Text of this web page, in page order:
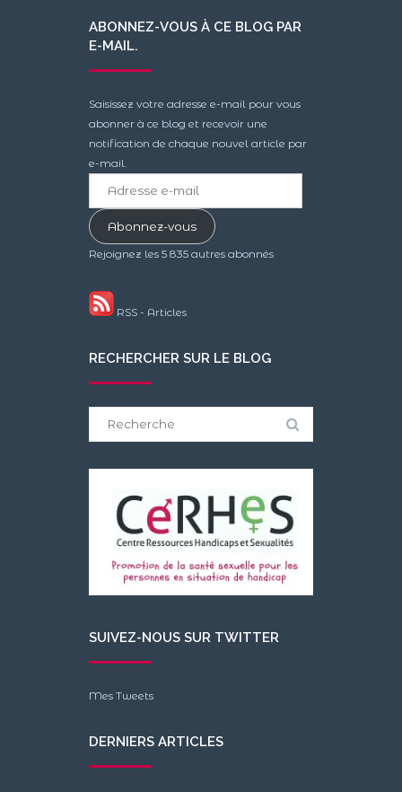
ABONNEZ-VOUS À CE BLOG PAR
E-MAIL.
Saisissez votre adresse e-mail pour vous
abonner à ce blog et recevoir une
notification de chaque nouvel article par
e-mail.
mailAbonnez-vous
Rejoignez les 5 835 autres abonnés
RSS - Articles
RECHERCHER SUR LE BLOG
SUIVEZ-NOUS SUR TWITTER
Mes Tweets
DERNIERS ARTICLES